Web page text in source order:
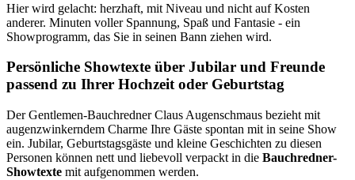
Hier wird gelacht: herzhaft, mit Niveau und nicht auf Kosten
anderer. Minuten voller Spannung, Spaß und Fantasie - ein
Showprogramm, das Sie in seinen Bann ziehen wird.
Persönliche Showtexte über Jubilar und Freunde
passend zu Ihrer Hochzeit oder Geburtstag
Der Gentlemen-Bauchredner Claus Augenschmaus bezieht mit
augenzwinkerndem Charme Ihre Gäste spontan mit in seine Show
ein. Jubilar, Geburtstagsgäste und kleine Geschichten zu diesen
Personen können nett und liebevoll verpackt in die Bauchredner-
Showtexte mit aufgenommen werden.